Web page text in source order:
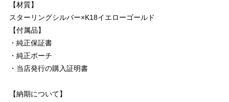
【材質】
スターリングシルバー×K18イエローゴールド
【付属品】
・純正保証書
・純正ポーチ
・当店発行の購入証明書
【納期について】